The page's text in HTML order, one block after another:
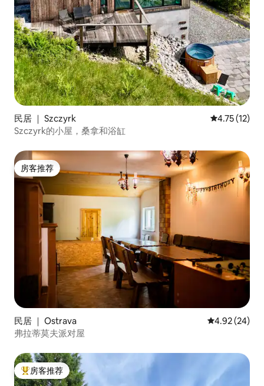
民居 ｜ Szczyrk 平均评分
4.75 (12)
Szczyrk的小屋，桑拿和浴缸
房客推荐
房客推荐
民居 ｜ Ostrava 平均评分
4.92 (24)
弗拉蒂莫夫派对屋
热门「房客推荐」
房客推荐